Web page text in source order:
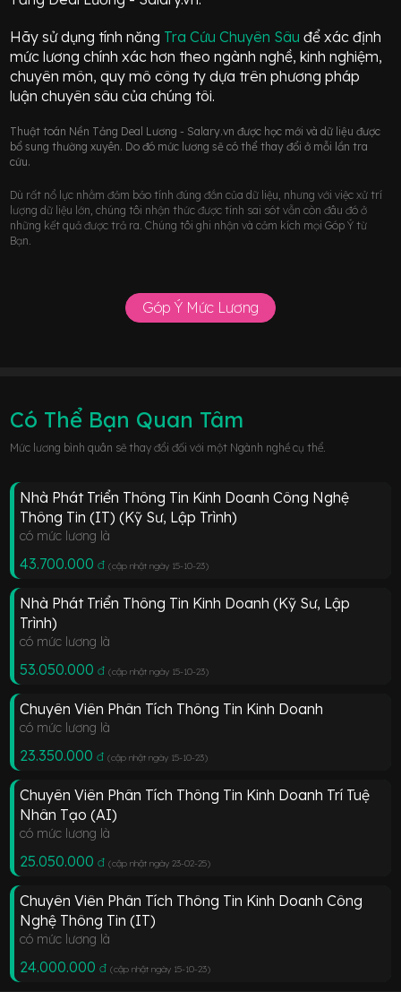
Hãy sử dụng tính năng Tra Cứu Chuyên Sâuđể xác định
mức lương chính xác hơn theo ngành nghề, kinh nghiệm,
chuyên môn, quy mô công ty dựa trên phương pháp
luận chuyên sâu của chúng tôi.
Thuật toán Nền Tảng Deal Lương - Salary.vn được học mới và dữ liệu được
bổ sung thường xuyên. Do đó mức lương sẽ có thể thay đổi ở mỗi lần tra
cứu.
Dù rất nổ lực nhằm đảm bảo tính đúng đắn của dữ liệu, nhưng với việc xử trí
lượng dữ liệu lớn, chúng tôi nhận thức được tính sai sót vẫn còn đâu đó ở
những kết quả được trả ra. Chúng tôi ghi nhận và cảm kích mọi Góp Ý từ
Bạn.
Góp Ý Mức Lương
Có Thể Bạn Quan Tâm
Mức lương bình quân sẽ thay đổi đối với một Ngành nghề cụ thể.
Nhà Phát Triển Thông Tin Kinh Doanh Công Nghệ
Thông Tin (IT) (Kỹ Sư, Lập Trình)
có mức lương là
43.700.000 đ (cập nhật ngày 15-10-23)
Nhà Phát Triển Thông Tin Kinh Doanh (Kỹ Sư, Lập
Trình)
có mức lương là
53.050.000 đ (cập nhật ngày 15-10-23)
Chuyên Viên Phân Tích Thông Tin Kinh Doanh
có mức lương là
23.350.000 đ (cập nhật ngày 15-10-23)
Chuyên Viên Phân Tích Thông Tin Kinh Doanh Trí Tuệ
Nhân Tạo (AI)
có mức lương là
25.050.000 đ (cập nhật ngày 23-02-25)
Chuyên Viên Phân Tích Thông Tin Kinh Doanh Công
Nghệ Thông Tin (IT)
có mức lương là
24.000.000 đ (cập nhật ngày 15-10-23)